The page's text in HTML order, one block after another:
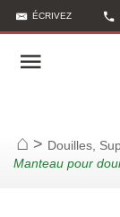
ÉCRIVEZ
Page
> Douilles,
Manteau pour